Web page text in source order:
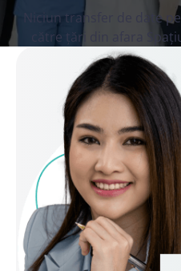
Niciun transfer de date
către țări din afara